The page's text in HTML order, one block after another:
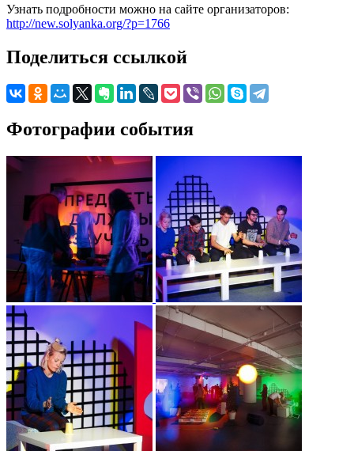
Узнать подробности можно на сайте организаторов:
http://new.solyanka.org/?p=1766
Поделиться ссылкой
Фотографии события